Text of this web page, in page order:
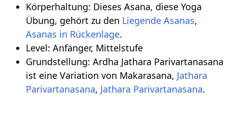
Körperhaltung: Dieses Asana, diese Yoga
Übung, gehört zu den Liegende Asanas,
Asanas in Rückenlage.
Level: Anfänger, Mittelstufe
Grundstellung: Ardha Jathara Parivartanasana
ist eine Variation von Makarasana, Jathara
Parivartanasana, Jathara Parivartanasana.